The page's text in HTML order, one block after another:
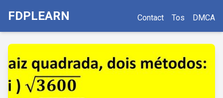
FDPLEARN Contact Tos DMCA